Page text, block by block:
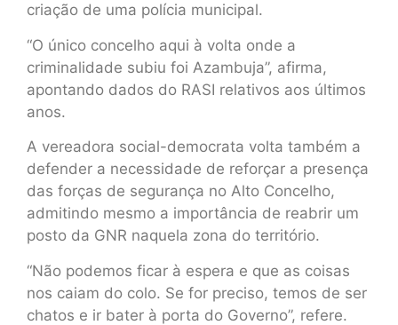
criação de uma polícia municipal.
“O único concelho aqui à volta onde a
criminalidade subiu foi Azambuja”, afirma,
apontando dados do RASI relativos aos últimos
anos.
A vereadora social-democrata volta também a
defender a necessidade de reforçar a presença
das forças de segurança no Alto Concelho,
admitindo mesmo a importância de reabrir um
posto da GNR naquela zona do território.
“Não podemos ficar à espera e que as coisas
nos caiam do colo. Se for preciso, temos de ser
chatos e ir bater à porta do Governo”, refere.